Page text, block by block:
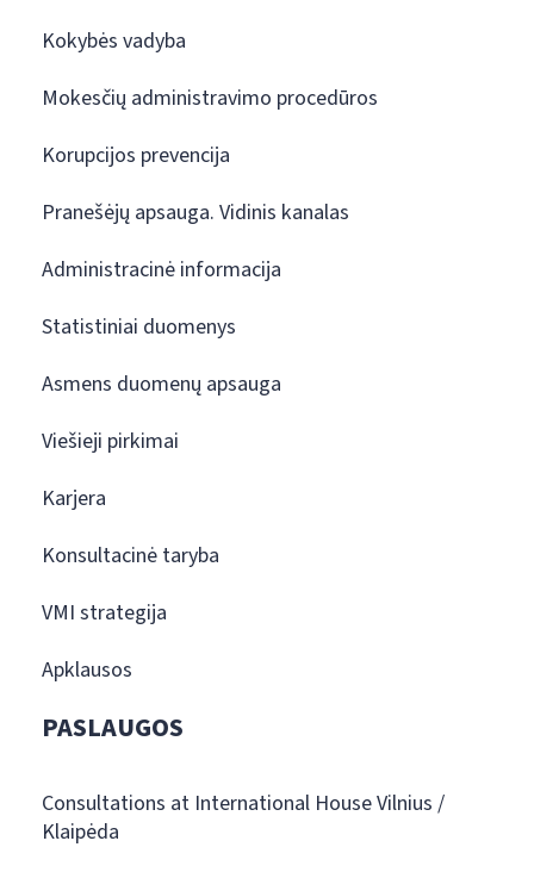
Kokybės vadyba
Mokesčių administravimo procedūros
Korupcijos prevencija
Pranešėjų apsauga. Vidinis kanalas
Administracinė informacija
Statistiniai duomenys
Asmens duomenų apsauga
Viešieji pirkimai
Karjera
Konsultacinė taryba
VMI strategija
Apklausos
PASLAUGOS
Consultations at International House Vilnius /
Klaipėda